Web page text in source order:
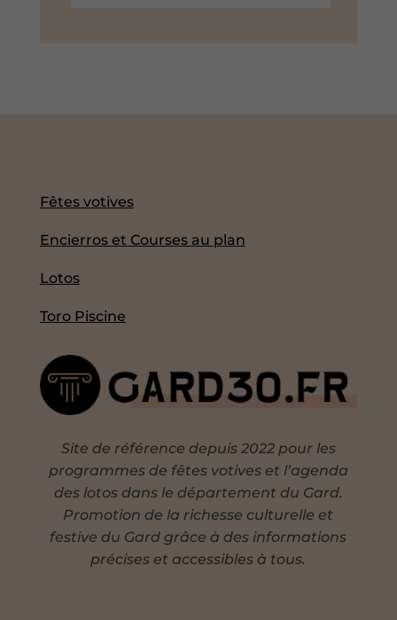
Fêtes votives
Encierros et Courses au plan
Lotos
Toro Piscine
Site de référence depuis 2022 pour les
programmes de fêtes votives et l’agenda
des lotos dans le département du Gard.
Promotion de la richesse culturelle et
festive du Gard grâce à des informations
précises et accessibles à tous.